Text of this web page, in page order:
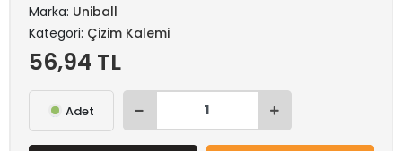
Marka: Uniball
Kategori: Çizim Kalemi
56,94 TL
Adet